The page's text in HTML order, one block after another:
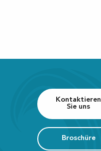
Kontaktieren
Sie uns
Broschüre